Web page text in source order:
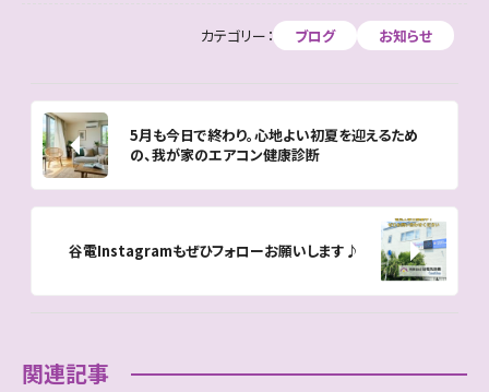
e
o
o
k
o
o
n
l
カテゴリー： ブログ お知らせ
5月も今日で終わり。心地よい初夏を迎えるため
の、我が家のエアコン健康診断
谷電Instagramもぜひフォローお願いします♪
関連記事